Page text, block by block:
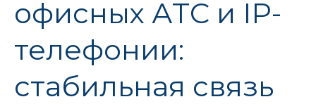
офисных АТС и IP-
телефонии:
стабильная связь